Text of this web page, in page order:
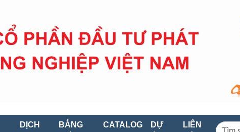
DỊCH
BẢNG
CATALOG
DỰ
LIÊN